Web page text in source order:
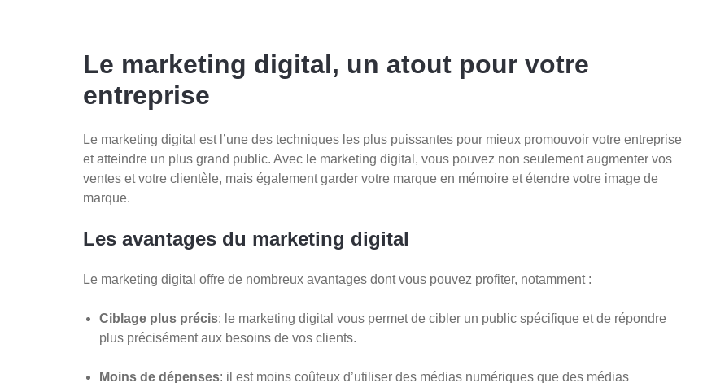
Le marketing digital, un atout pour votre
entreprise
Le marketing digital est l’une des techniques les plus puissantes pour mieux promouvoir votre entreprise
et atteindre un plus grand public. Avec le marketing digital, vous pouvez non seulement augmenter vos
ventes et votre clientèle, mais également garder votre marque en mémoire et étendre votre image de
marque.
Les avantages du marketing digital
Le marketing digital offre de nombreux avantages dont vous pouvez profiter, notamment :
Ciblage plus précis: le marketing digital vous permet de cibler un public spécifique et de répondre
plus précisément aux besoins de vos clients.
Moins de dépenses: il est moins coûteux d’utiliser des médias numériques que des médias